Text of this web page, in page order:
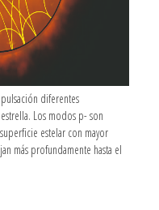
diferentes
Los modos p- son
estelar con mayor
más profundamente hasta el